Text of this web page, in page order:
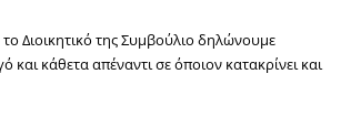
Διοικητικό της Συμβούλιο δηλώνουμε
κάθετα απέναντι σε όποιον κατακρίνει και